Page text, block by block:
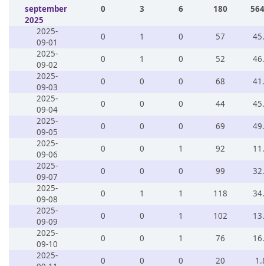
september
2025
0 3 6 180
2025-
09-01
0 1 0 57
2025-
09-02
0 1 0 52
2025-
09-03
0 0 0 68
2025-
09-04
0 0 0 44
2025-
09-05
0 0 0 69
2025-
09-06
0 0 1 92
2025-
09-07
0 0 0 99
2025-
09-08
0 1 1 118
2025-
09-09
0 0 1 102
2025-
09-10
0 0 1 76
2025-
0 0 0 20